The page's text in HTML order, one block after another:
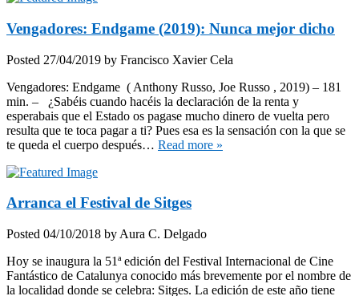
Vengadores: Endgame (2019): Nunca mejor dicho
Posted 27/04/2019 by Francisco Xavier Cela
Vengadores: Endgame ( Anthony Russo, Joe Russo , 2019) – 181
min. – ¿Sabéis cuando hacéis la declaración de la renta y
esperabais que el Estado os pagase mucho dinero de vuelta pero
resulta que te toca pagar a ti? Pues esa es la sensación con la que se
te queda el cuerpo después… Read more »
Arranca el Festival de Sitges
Posted 04/10/2018 by Aura C. Delgado
Hoy se inaugura la 51ª edición del Festival Internacional de Cine
Fantástico de Catalunya conocido más brevemente por el nombre de
la localidad donde se celebra: Sitges. La edición de este año tiene